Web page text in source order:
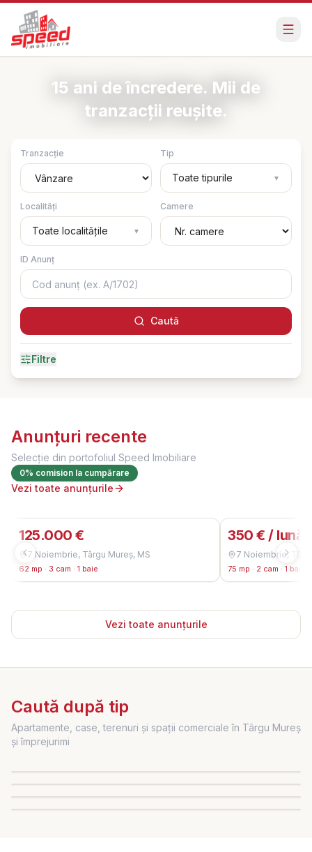
15 ani de încredere. Mii de
tranzacții reușite.
Tranzacție Tip
Toate tipurile ▼
Localități
Toate localitățile ▼
Camere
ID Anunț
Caută
Filtre
Anunțuri recente
Selecție din portofoliul Speed Imobiliare
0% comision la cumpărare
Vezi toate anunțurile
125.000 €
7 Noiembrie, Târgu Mureș, MS
62 mp · 3 cam · 1 baie
350 € / lună
7 Noiembrie,
75 mp · 2 cam · 1 baie
Vezi toate anunțurile
Caută după tip
Apartamente, case, terenuri și spații comerciale în Târgu Mureș
și împrejurimi
Apartamente
Case
Spații comerciale